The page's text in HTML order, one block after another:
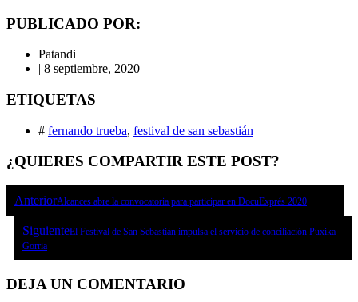
PUBLICADO POR:
Patandi
| 8 septiembre, 2020
ETIQUETAS
# fernando trueba, festival de san sebastián
¿QUIERES COMPARTIR ESTE POST?
AnteriorAlcances abre la convocatoria para participar en DocuExprés 2020
SiguienteEl Festival de San Sebastián impulsa el servicio de conciliación Puxika
Gorria
DEJA UN COMENTARIO